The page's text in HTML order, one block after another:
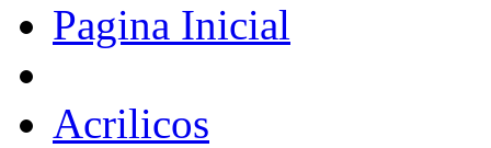
Pagina Inicial
Acrilicos